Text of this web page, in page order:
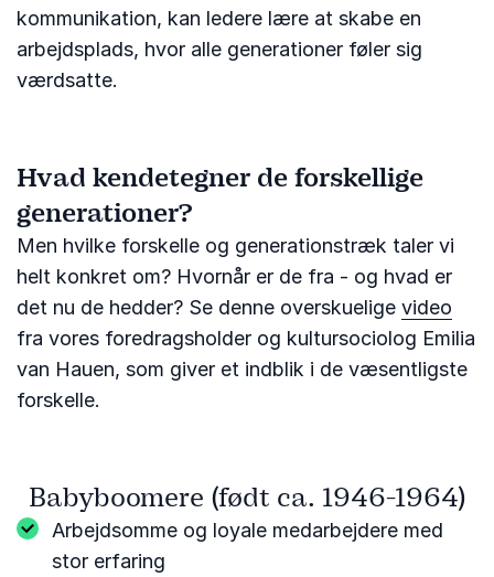
kommunikation, kan ledere lære at skabe en
arbejdsplads, hvor alle generationer føler sig
værdsatte.
Hvad kendetegner de forskellige
generationer?
Men hvilke forskelle og generationstræk taler vi
helt konkret om? Hvornår er de fra - og hvad er
det nu de hedder? Se denne overskuelige video
fra vores foredragsholder og kultursociolog Emilia
van Hauen, som giver et indblik i de væsentligste
forskelle.
Babyboomere (født ca. 1946-1964)
Arbejdsomme og loyale medarbejdere med
stor erfaring